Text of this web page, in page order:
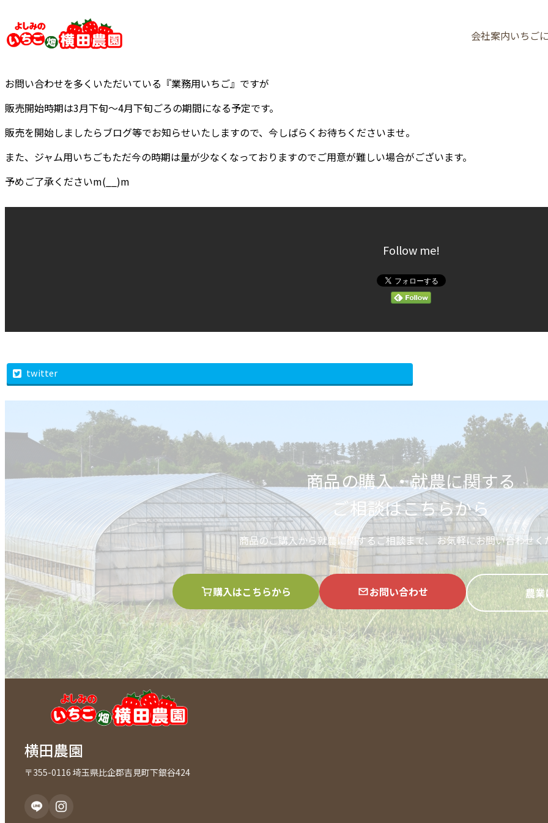
を
ッ
プ
会社案内いちご
お問い合わせを多くいただいている『業務用いちご』ですが
販売開始時期は3月下旬～4月下旬ごろの期間になる予定です。
販売を開始しましたらブログ等でお知らせいたしますので、今しばらくお待ちくださいませ。
また、ジャム用いちごもただ今の時期は量が少なくなっておりますのでご用意が難しい場合がございます。
予めご了承くださいm(__)m
Follow me!
twitter
商品の購入・就農に関する
ご相談はこちらから
商品のご購入から就農に関するご相談まで、お気軽にお問い合わせく
購入はこちらから お問い合わせ 農業
横田農園
〒355-0116 埼玉県比企郡吉見町下銀谷424